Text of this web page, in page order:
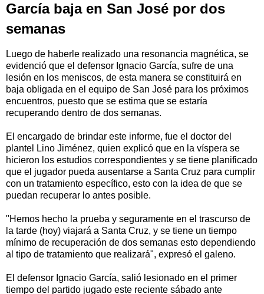
García baja en San José por dos
semanas
Luego de haberle realizado una resonancia magnética, se
evidenció que el defensor Ignacio García, sufre de una
lesión en los meniscos, de esta manera se constituirá en
baja obligada en el equipo de San José para los próximos
encuentros, puesto que se estima que se estaría
recuperando dentro de dos semanas.
El encargado de brindar este informe, fue el doctor del
plantel Lino Jiménez, quien explicó que en la víspera se
hicieron los estudios correspondientes y se tiene planificado
que el jugador pueda ausentarse a Santa Cruz para cumplir
con un tratamiento específico, esto con la idea de que se
puedan recuperar lo antes posible.
"Hemos hecho la prueba y seguramente en el trascurso de
la tarde (hoy) viajará a Santa Cruz, y se tiene un tiempo
mínimo de recuperación de dos semanas esto dependiendo
al tipo de tratamiento que realizará", expresó el galeno.
El defensor Ignacio García, salió lesionado en el primer
tiempo del partido jugado este reciente sábado ante